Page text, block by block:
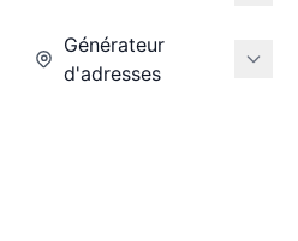
Générateur
d'adresses